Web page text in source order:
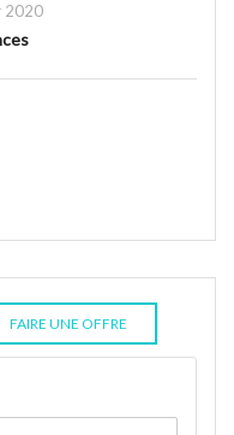
2020
FAIRE UNE OFFRE